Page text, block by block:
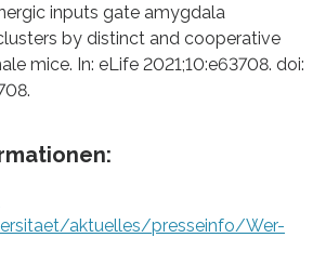
inputs gate amygdala
by distinct and cooperative
mice. In: eLife 2021;10:e63708. doi:
aktuelles/presseinfo/Wer-